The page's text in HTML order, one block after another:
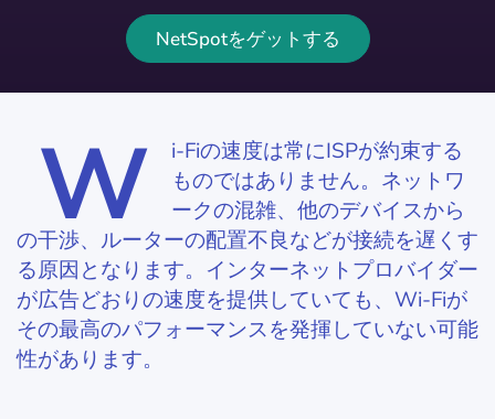
NetSpotをゲットする
W
i-Fiの速度は常にISPが約束する
ものではありません。ネットワ
ークの混雑、他のデバイスから
の干渉、ルーターの配置不良などが接続を遅くす
る原因となります。インターネットプロバイダー
が広告どおりの速度を提供していても、Wi-Fiが
その最高のパフォーマンスを発揮していない可能
性があります。